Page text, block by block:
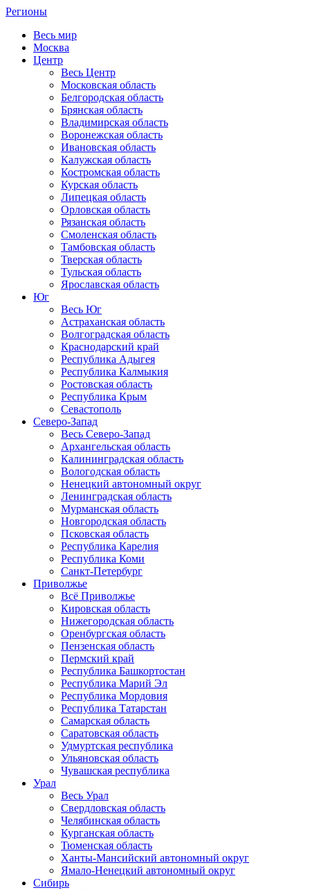
Регионы
Весь мир
Москва
Центр
Весь Центр
Московская область
Белгородская область
Брянская область
Владимирская область
Воронежская область
Ивановская область
Калужская область
Костромская область
Курская область
Липецкая область
Орловская область
Рязанская область
Смоленская область
Тамбовская область
Тверская область
Тульская область
Ярославская область
Юг
Весь Юг
Астраханская область
Волгоградская область
Краснодарский край
Республика Адыгея
Республика Калмыкия
Ростовская область
Республика Крым
Севастополь
Северо-Запад
Весь Северо-Запад
Архангельская область
Калининградская область
Вологодская область
Ненецкий автономный округ
Ленинградская область
Мурманская область
Новгородская область
Псковская область
Республика Карелия
Республика Коми
Санкт-Петербург
Приволжье
Всё Приволжье
Кировская область
Нижегородская область
Оренбургская область
Пензенская область
Пермский край
Республика Башкортостан
Республика Марий Эл
Республика Мордовия
Республика Татарстан
Самарская область
Саратовская область
Удмуртская республика
Ульяновская область
Чувашская республика
Урал
Весь Урал
Свердловская область
Челябинская область
Курганская область
Тюменская область
Ханты-Мансийский автономный округ
Ямало-Ненецкий автономный округ
Сибирь